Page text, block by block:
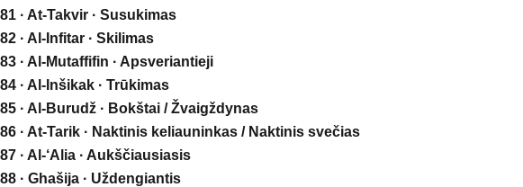
81 · At-Takvir · Susukimas
82 · Al-Infitar · Skilimas
83 · Al-Mutaffifin · Apsveriantieji
84 · Al-Inšikak · Trūkimas
85 · Al-Burudž · Bokštai / Žvaigždynas
86 · At-Tarik · Naktinis keliauninkas / Naktinis svečias
87 · Al-‘Alia · Aukščiausiasis
88 · Ghašija · Uždengiantis